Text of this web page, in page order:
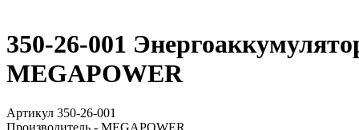
350-26-001
MEGAPOWER
Артикул 350-26-001
Производитель - MEGAPOWER